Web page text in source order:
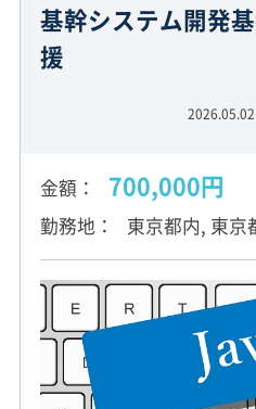
基幹システム開発
援
2026.05.02
金額 700,000円
勤務地 東京都内, 東京